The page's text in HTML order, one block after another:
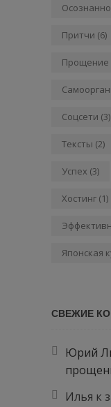
Притчи (6)
Прощение
Соцсети (3)
Тексты (2)
Успех (3)
Хостинг (1)
Японская
СВЕЖИЕ
Юрий
Илья к